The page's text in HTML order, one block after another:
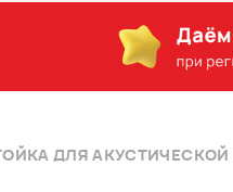
ДЛЯ АКУСТИЧЕСКОЙ